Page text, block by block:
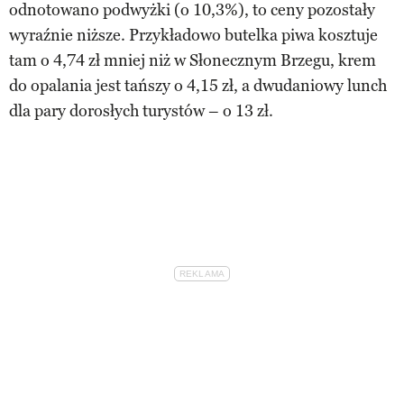
odnotowano podwyżki (o 10,3%), to ceny pozostały
wyraźnie niższe. Przykładowo butelka piwa kosztuje
tam o 4,74 zł mniej niż w Słonecznym Brzegu, krem
do opalania jest tańszy o 4,15 zł, a dwudaniowy lunch
dla pary dorosłych turystów – o 13 zł.